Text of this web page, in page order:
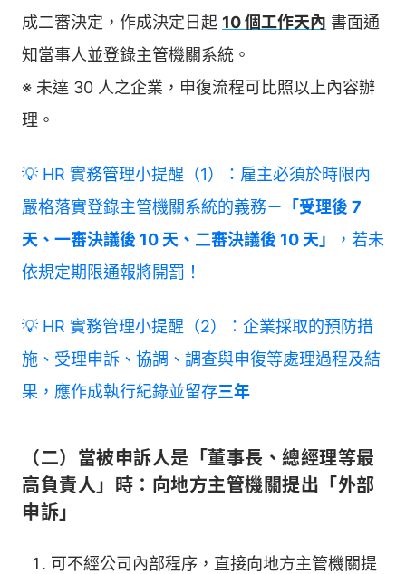
成二審決定，作成決定日起 10 個工作天內 書面通
知當事人並登錄主管機關系統。
※ 未達 30 人之企業，申復流程可比照以上內容辦
理。
💡 HR 實務管理小提醒（1）：雇主必須於時限內
嚴格落實登錄主管機關系統的義務－ 「受理後 7
天、一審決議後 10 天、二審決議後 10 天」
，若未
依規定期限通報將開罰！
💡 HR 實務管理小提醒（2）：企業採取的預防措
施、受理申訴、協調、調查與申復等處理過程及結
果，應作成執行紀錄並留存三年
（二）當被申訴人是「董事長、總經理等最
高負責人」時：向地方主管機關提出「外部
申訴」
可不經公司內部程序，直接向地方主管機關提